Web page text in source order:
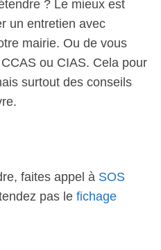
? Le mieux est
un entretien avec
mairie. Ou de vous
ou CIAS. Cela pour
surtout des conseils
faites appel à SOS
pas le fichage